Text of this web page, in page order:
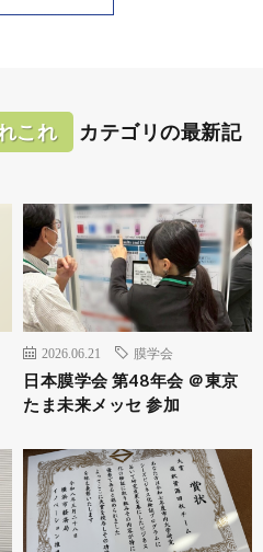
これ
カテゴリの最新記
2026.06.21 膜学会
日本膜学会 第48年会 ＠東京
たま未来メッセ 参加